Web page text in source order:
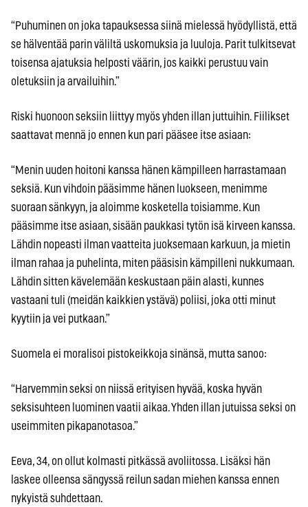
“Puhuminen on joka tapauksessa siinä mielessä hyödyllistä, että
se hälventää parin väliltä uskomuksia ja luuloja. Parit tulkitsevat
toisensa ajatuksia helposti väärin, jos kaikki perustuu vain
oletuksiin ja arvailuihin.”
Riski huonoon seksiin liittyy myös yhden illan juttuihin. Fiilikset
saattavat mennä jo ennen kun pari pääsee itse asiaan:
“Menin uuden hoitoni kanssa hänen kämpilleen harrastamaan
seksiä. Kun vihdoin pääsimme hänen luokseen, menimme
suoraan sänkyyn, ja aloimme kosketella toisiamme. Kun
pääsimme itse asiaan, sisään paukkasi tytön isä kirveen kanssa.
Lähdin nopeasti ilman vaatteita juoksemaan karkuun, ja mietin
ilman rahaa ja puhelinta, miten pääsisin kämpilleni nukkumaan.
Lähdin sitten kävelemään keskustaan päin alasti, kunnes
vastaani tuli (meidän kaikkien ystävä) poliisi, joka otti minut
kyytiin ja vei putkaan.”
Suomela ei moralisoi pistokeikkoja sinänsä, mutta sanoo:
“Harvemmin seksi on niissä erityisen hyvää, koska hyvän
seksisuhteen luominen vaatii aikaa. Yhden illan jutuissa seksi on
useimmiten pikapanotasoa.”
Eeva, 34, on ollut kolmasti pitkässä avoliitossa. Lisäksi hän
laskee olleensa sängyssä reilun sadan miehen kanssa ennen
nykyistä suhdettaan.